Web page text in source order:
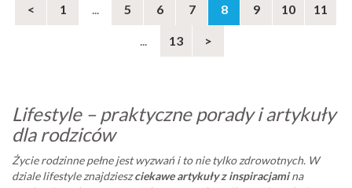
< 1 5 6 7 8 9 10 11
13 >
Lifestyle – praktyczne porady i artykuły
dla rodziców
Życie rodzinne pełne jest wyzwań i to nie tylko zdrowotnych. W
dziale lifestyle znajdzieszciekawe artykuły z inspiracjamina